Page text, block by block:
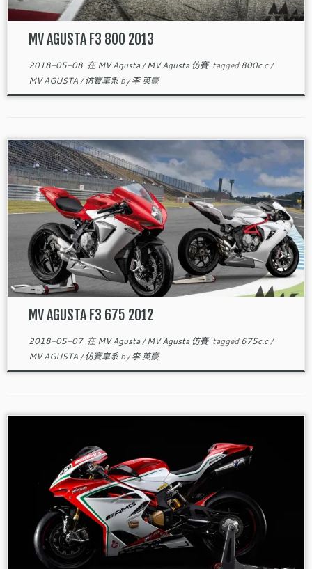
MV AGUSTA F3 800 2013
2018-05-08在MV Agusta/MV Agusta 仿賽 tagged800c.c/
MV AGUSTA/仿賽車系 by李 英豪
MV AGUSTA F3 675 2012
2018-05-07在MV Agusta/MV Agusta 仿賽 tagged675c.c/
MV AGUSTA/仿賽車系 by李 英豪